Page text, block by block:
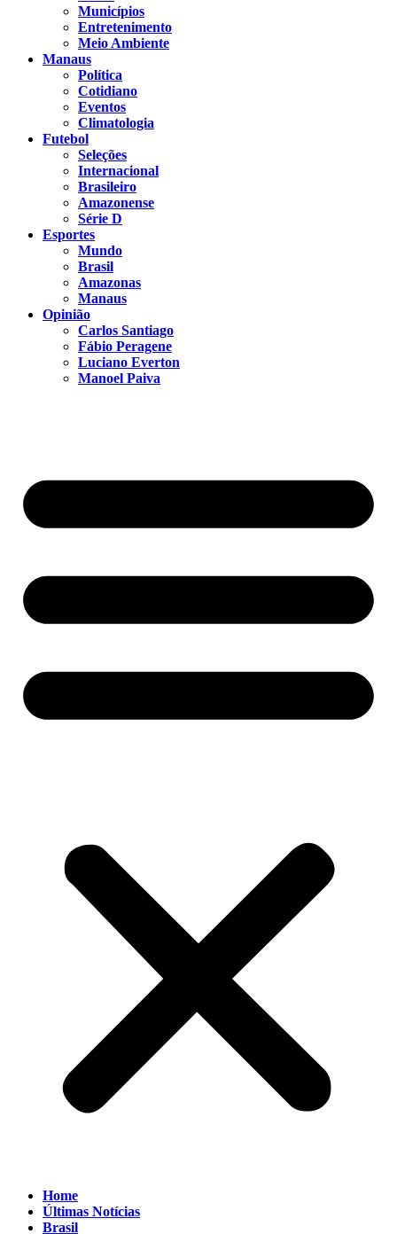
Municípios
Entretenimento
Meio Ambiente
Manaus
Política
Cotidiano
Eventos
Climatologia
Futebol
Seleções
Internacional
Brasileiro
Amazonense
Série D
Esportes
Mundo
Brasil
Amazonas
Manaus
Opinião
Carlos Santiago
Fábio Peragene
Luciano Everton
Manoel Paiva
Home
Últimas Notícias
Brasil